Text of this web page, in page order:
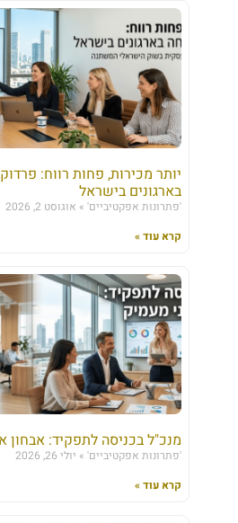
יותר מכירות, פחות רווח:
בארגונים בישראל
'פתרונות אפקטיביים'
אוגוסט 2, 2026
קרא עוד »
מנכ"ל בכניסה לתפקיד: אבחון
'פתרונות אפקטיביים'
יולי 26, 2026
קרא עוד »